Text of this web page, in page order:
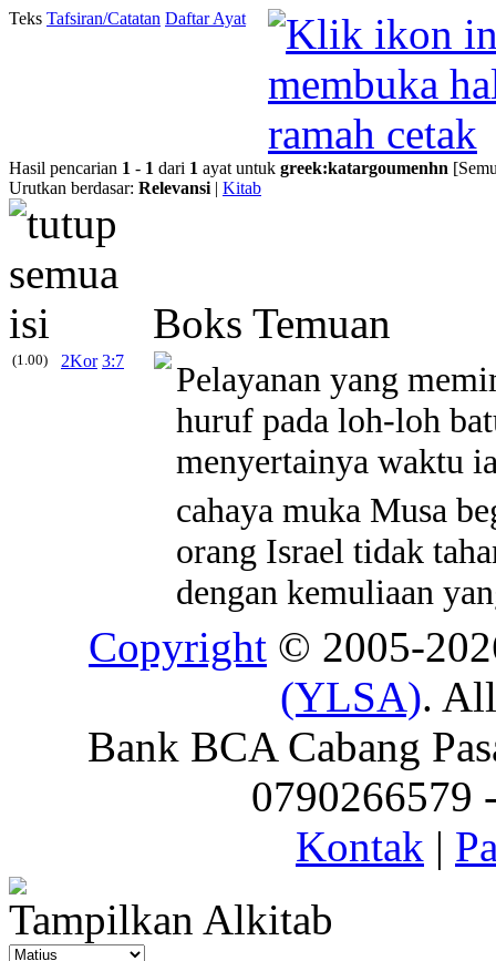
Teks Tafsiran/Catatan Daftar Ayat
Hasil pencarian 1 - 1 dari 1 ayat untuk greek:katargoumenhn
Urutkan berdasar: Relevansi | Kitab
Boks Temuan
(1.00) 2Kor 3:7
Pelayanan yang
huruf pada loh-loh
menyertainya waktu
cahaya muka Musa
orang Israel tidak
dengan kemuliaan
Copyright © 2005-
(YLSA).
Bank BCA Cabang
0790266579
Kontak |
Tampilkan Alkitab